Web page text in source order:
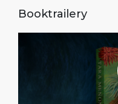
Booktrailery